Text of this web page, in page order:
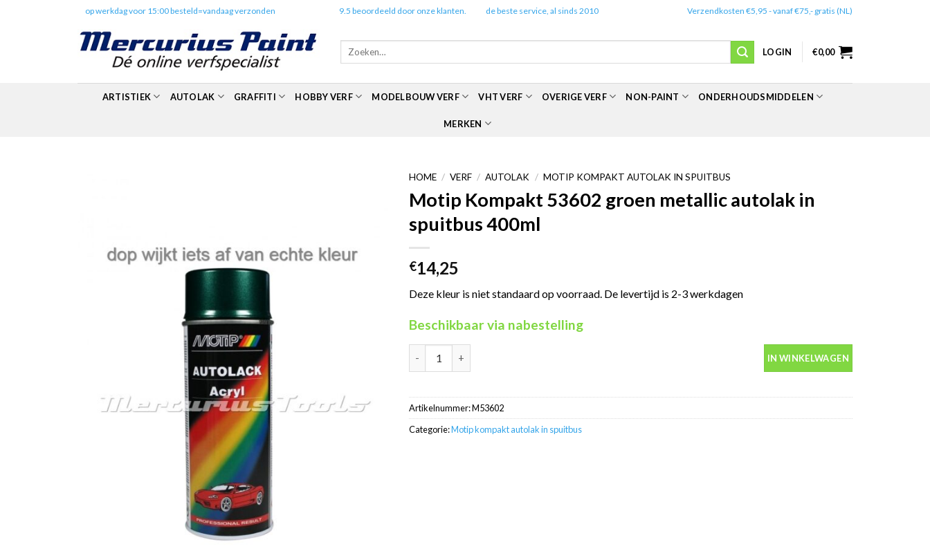
op werkdag voor 15:00 besteld=vandaag verzonden 9.5 beoordeeld door onze klanten. de beste service, al sinds 2010 Verzendkosten €5,95 - vanaf €75,- gratis (NL)
Zoeken
LOGIN €0,00
ARTISTIEK AUTOLAK GRAFFITI HOBBY VERF MODELBOUW VERF VHT VERF OVERIGE VERF NON-PAINT ONDERHOUDSMIDDELEN
MERKEN
HOME / VERF / AUTOLAK / MOTIP KOMPAKT AUTOLAK IN SPUITBUS
Motip Kompakt 53602 groen metallic autolak in
spuitbus 400ml
€14,25
Deze kleur is niet standaard op voorraad. De levertijd is 2-3 werkdagen
Beschikbaar via nabestelling
IN WINKELWAGEN
Artikelnummer:M53602
Categorie:Motip kompakt autolak in spuitbus